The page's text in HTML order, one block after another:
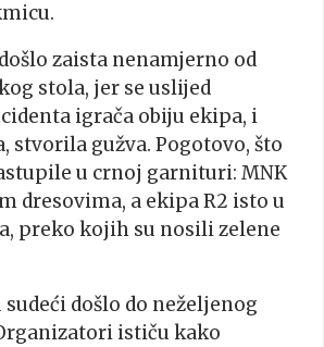
zaista nenamjerno od
stola, jer se uslijed
igrača obiju ekipa, i
stvorila gužva. Pogotovo, što
u crnoj garnituri: MNK
dresovima, a ekipa R2 isto u
preko kojih su nosili zelene
došlo do neželjenog
ističu kako